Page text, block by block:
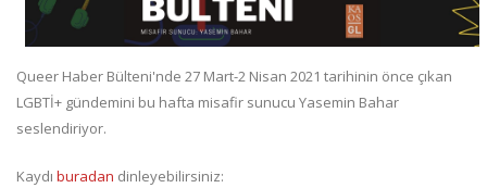
Queer Haber Bülteni'nde 27 Mart-2 Nisan 2021 tarihinin önce çıkan
LGBTİ+ gündemini bu hafta misafir sunucu Yasemin Bahar
seslendiriyor.
Kaydı buradan dinleyebilirsiniz: